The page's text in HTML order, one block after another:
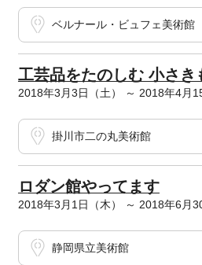
ベルナール・ビュフェ美術館
工芸品をたのしむ 小さき
2018年3月3日（土） ～ 2018年4月
掛川市二の丸美術館
ロダン館やってます
2018年3月1日（木） ～ 2018年6月
静岡県立美術館